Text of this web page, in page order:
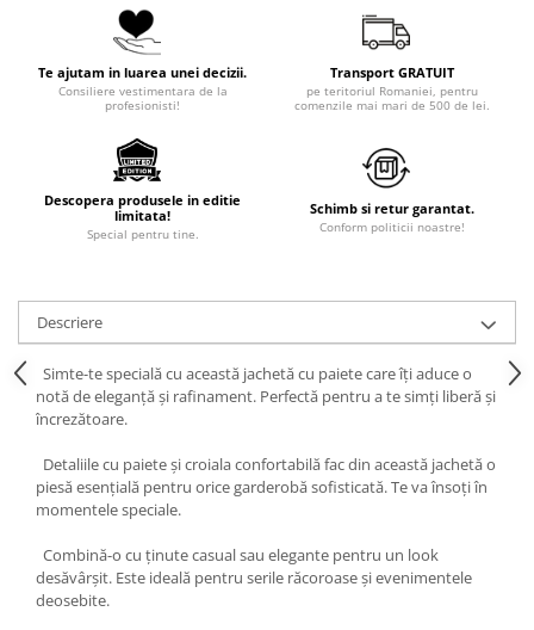
Te ajutam in luarea unei decizii.
Consiliere vestimentara de la
profesionisti!
Transport GRATUIT
pe teritoriul Romaniei, pentru
comenzile mai mari de 500 de lei.
Descopera produsele in editie
limitata!
Special pentru tine.
Schimb si retur garantat.
Conform politicii noastre!
Descriere
Simte-te specială cu această jachetă cu paiete care îți aduce o
notă de eleganță și rafinament. Perfectă pentru a te simți liberă și
încrezătoare.
Detaliile cu paiete și croiala confortabilă fac din această jachetă o
piesă esențială pentru orice garderobă sofisticată. Te va însoți în
momentele speciale.
Combină-o cu ținute casual sau elegante pentru un look
desăvârșit. Este ideală pentru serile răcoroase și evenimentele
deosebite.